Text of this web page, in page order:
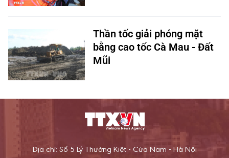
Thần tốc giải phóng mặt
bằng cao tốc Cà Mau - Đất
Mũi
Địa chỉ: Số 5 Lý Thường Kiệt - Cửa Nam - Hà Nội